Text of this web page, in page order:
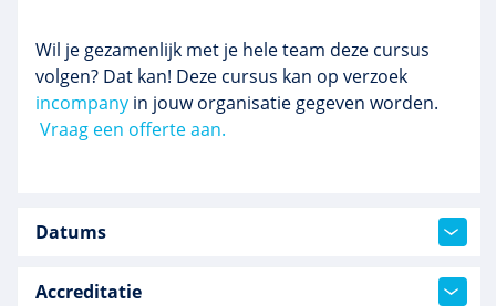
Wil je gezamenlijk met je hele team deze cursus
volgen? Dat kan! Deze cursus kan op verzoek
incompany in jouw organisatie gegeven worden.
Vraag een offerte aan.
Datums
Accreditatie